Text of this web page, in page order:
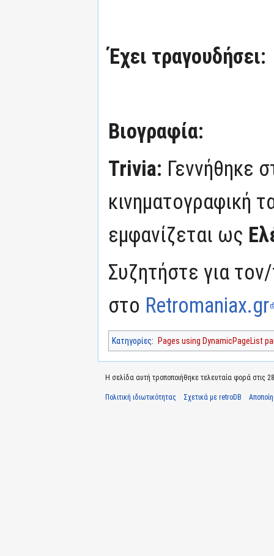
Έχει τραγουδήσει:
Βιογραφία:
Trivia: Γεννήθηκε
κινηματογραφική
εμφανίζεται ως
Συζητήστε για
στο Retromaniax.gr
Κατηγορίες: Pages using DynamicPageList
Η σελίδα αυτή τροποποιήθηκε τελευταία φορά στις
Πολιτική ιδιωτικότητας Σχετικά με retroDB